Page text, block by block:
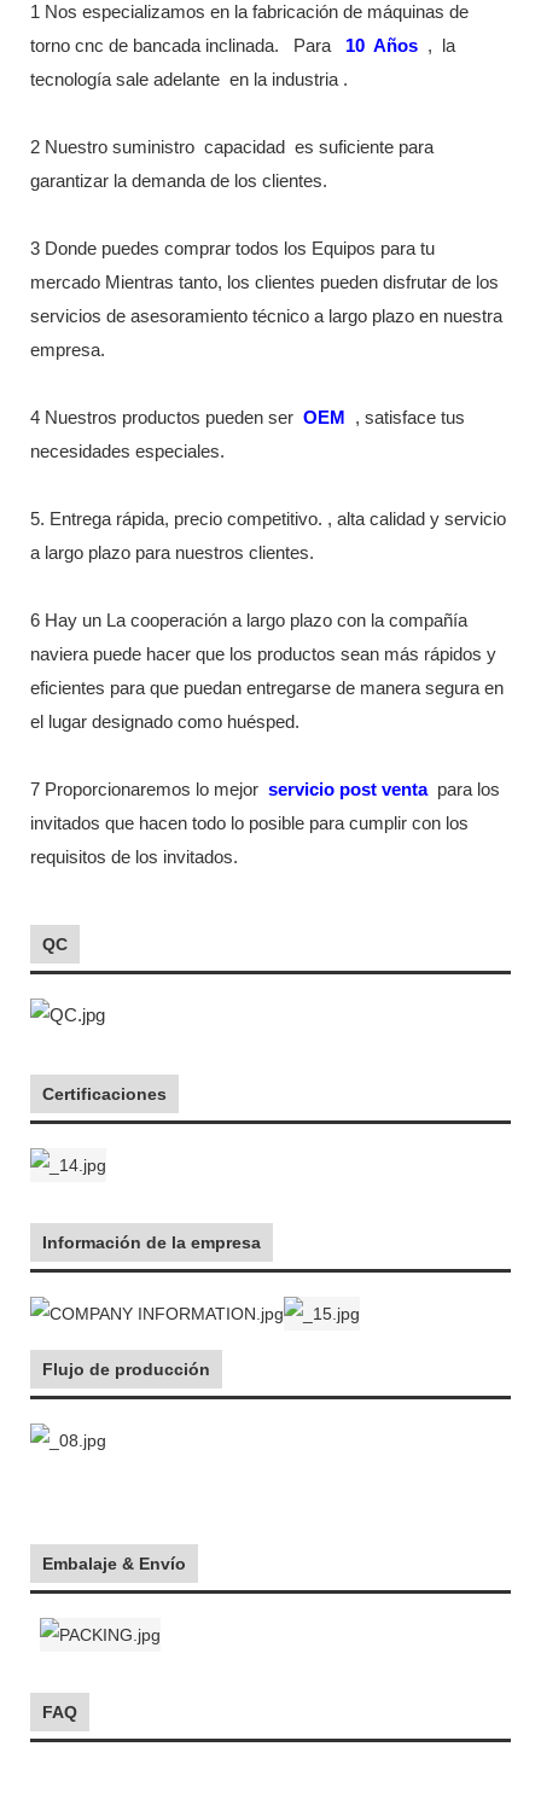
1 Nos especializamos en la fabricación de máquinas de
torno cnc de bancada inclinada.
Para 10 Años ,
la
tecnología sale adelante en la industria .
2 Nuestro suministro capacidad
es suficiente para
garantizar la demanda de los clientes.
3 Donde puedes comprar todos los Equipos para tu
mercado Mientras tanto, los clientes pueden disfrutar de los
servicios de asesoramiento técnico a largo plazo en nuestra
empresa.
4 Nuestros productos pueden ser OEM
, satisface tus
necesidades especiales.
5. Entrega rápida, precio competitivo. , alta calidad y servicio
a largo plazo para nuestros clientes.
6 Hay un La cooperación a largo plazo con la compañía
naviera puede hacer que los productos sean más rápidos y
eficientes para que puedan entregarse de manera segura en
el lugar designado como huésped.
7 Proporcionaremos lo mejor servicio post venta para los
invitados que hacen todo lo posible para cumplir con los
requisitos de los invitados.
QC
Certificaciones
Información de la empresa
Flujo de producción
Embalaje & Envío
FAQ